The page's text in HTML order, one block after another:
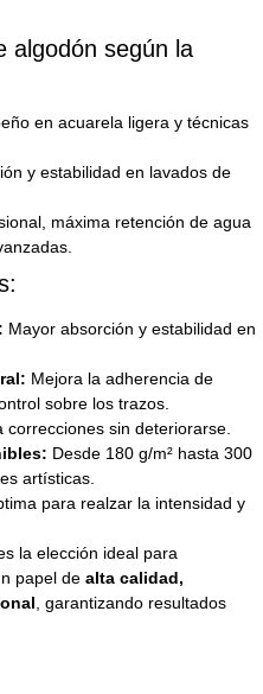
algodón según la
en acuarela ligera y técnicas
y estabilidad en lavados de
máxima retención de agua
Mayor absorción y estabilidad en
Mejora la adherencia de
sobre los trazos.
correcciones sin deteriorarse.
Desde 180 g/m² hasta 300
artísticas.
para realzar la intensidad y
la elección ideal para
papel de alta calidad,
, garantizando resultados